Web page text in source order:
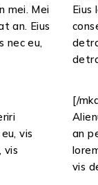
mei. Mei
an. Eius
nec eu,
vis
vis
Eius
[/
an
vis